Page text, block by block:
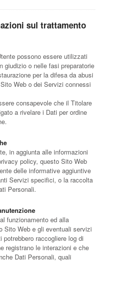
sul trattamento
possono essere utilizzati
giudizio o nelle fasi preparatorie
per la difesa da abusi
Web o dei Servizi connessi
consapevole che il Titolare
a rivelare i Dati per ordine
in aggiunta alle informazioni
policy, questo Sito Web
delle informative aggiuntive
Servizi specifici, o la raccolta
Personali.
funzionamento ed alla
Sito Web e gli eventuali servizi
raccogliere log di
registrano le interazioni e che
Dati Personali, quali